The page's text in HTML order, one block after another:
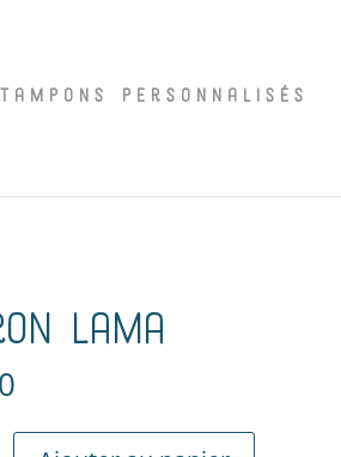
Tampons Personnalisés
Lama